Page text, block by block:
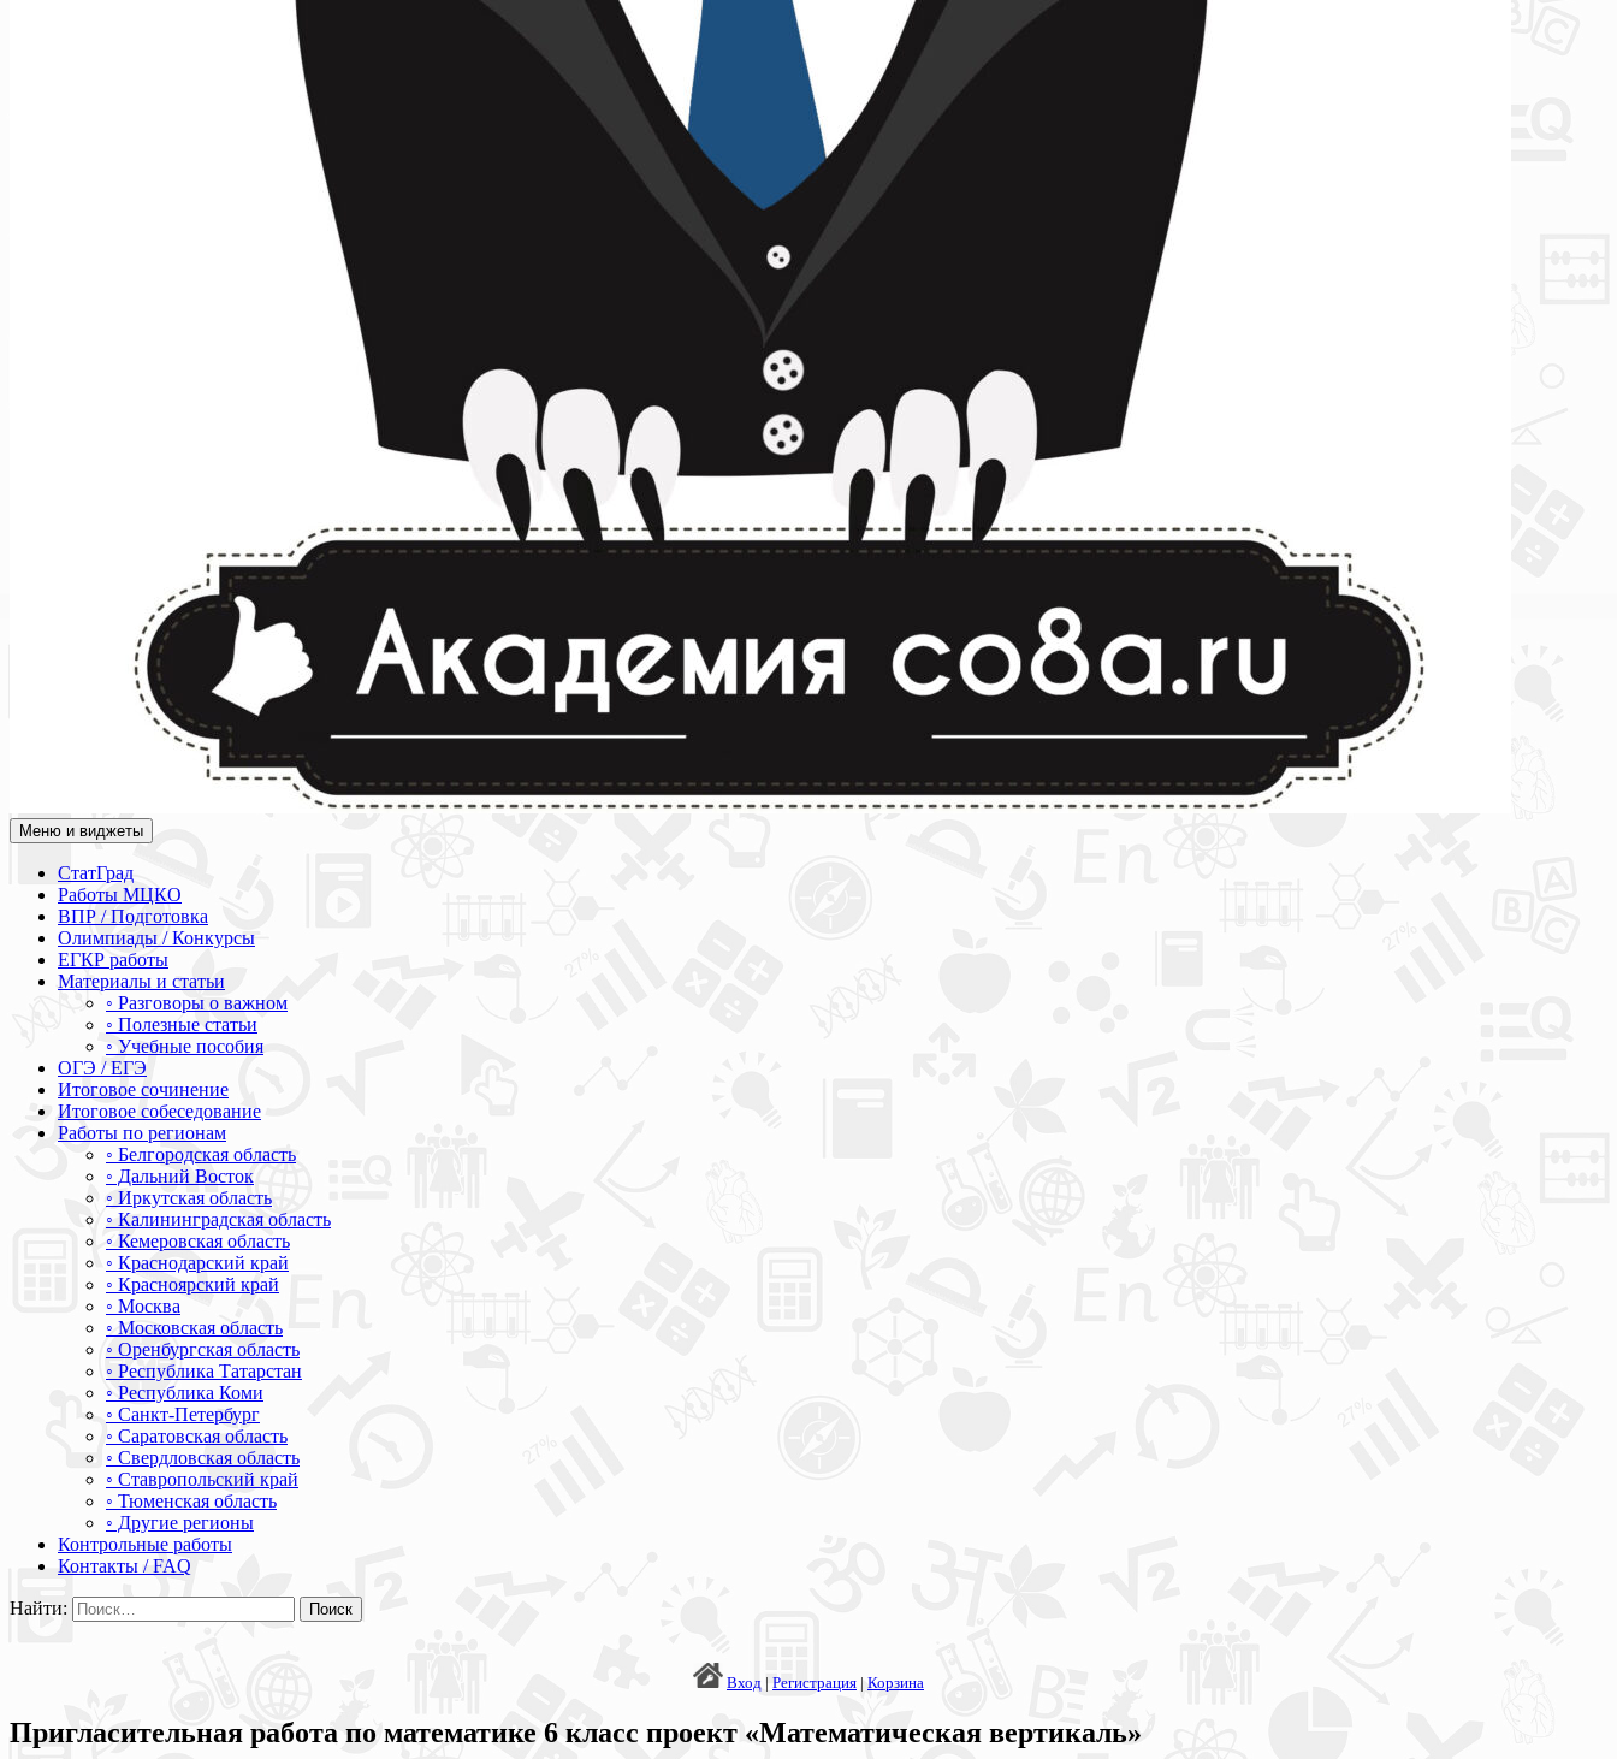
Академия СОВА
Подготовка к ЕГЭ, ОГЭ, ВПР, МЦКО, СтатГрад, КДР, ВОШ, олимпиады и конкурсы
Меню и виджеты
СтатГрад
Работы МЦКО
ВПР / Подготовка
Олимпиады / Конкурсы
ЕГКР работы
Материалы и статьи
◦ Разговоры о важном
◦ Полезные статьи
◦ Учебные пособия
ОГЭ / ЕГЭ
Итоговое сочинение
Итоговое собеседование
Работы по регионам
◦ Белгородская область
◦ Дальний Восток
◦ Иркутская область
◦ Калининградская область
◦ Кемеровская область
◦ Краснодарский край
◦ Красноярский край
◦ Москва
◦ Московская область
◦ Оренбургская область
◦ Республика Татарстан
◦ Республика Коми
◦ Санкт-Петербург
◦ Саратовская область
◦ Свердловская область
◦ Ставропольский край
◦ Тюменская область
◦ Другие регионы
Контрольные работы
Контакты / FAQ
Найти:
Вход | Регистрация | Корзина
Пригласительная работа по математике 6 класс проект «Математическая вертикаль»